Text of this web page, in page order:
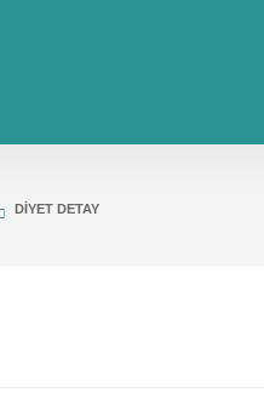
DIYET DETAY